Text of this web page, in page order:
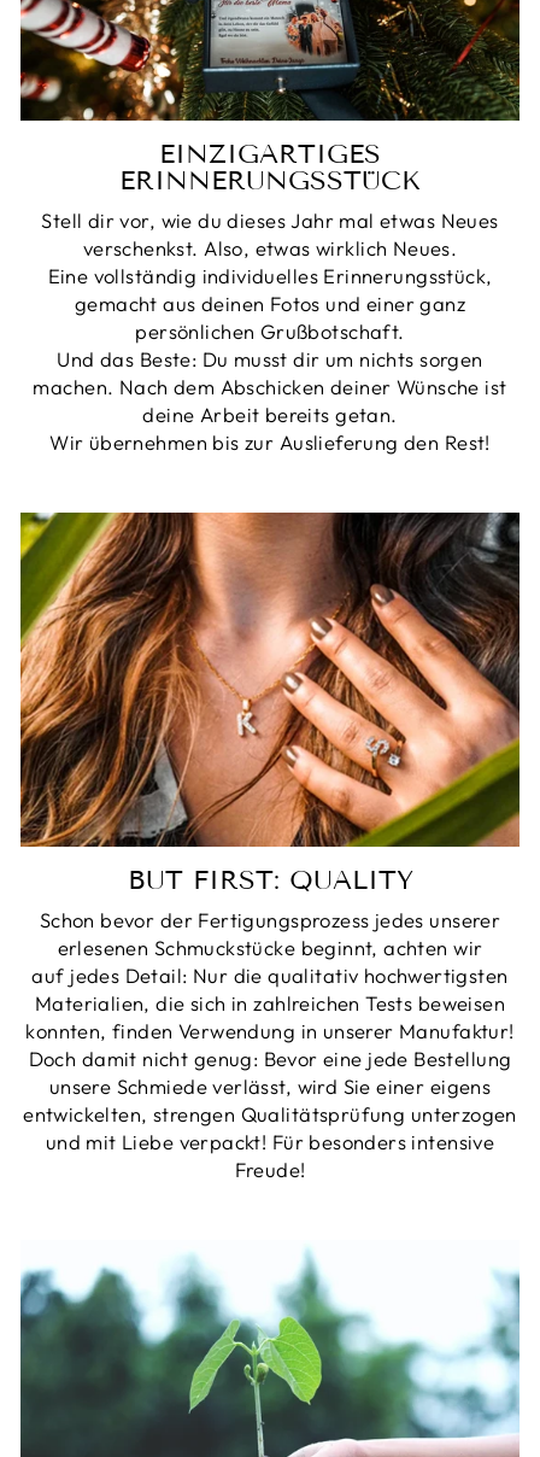
EINZIGARTIGES
ERINNERUNGSSTÜCK
Stell dir vor, wie du dieses Jahr mal etwas Neues
verschenkst. Also, etwas wirklich Neues.
Eine vollständig individuelles Erinnerungsstück,
gemacht aus deinen Fotos und einer ganz
persönlichen Grußbotschaft.
Und das Beste: Du musst dir um nichts sorgen
machen. Nach dem Abschicken deiner Wünsche ist
deine Arbeit bereits getan.
Wir übernehmen bis zur Auslieferung den Rest!
BUT FIRST: QUALITY
Schon bevor der Fertigungsprozess jedes unserer
erlesenen Schmuckstücke beginnt, achten wir
auf jedes Detail: Nur die qualitativ hochwertigsten
Materialien, die sich in zahlreichen Tests beweisen
konnten, finden Verwendung in unserer Manufaktur!
Doch damit nicht genug: Bevor eine jede Bestellung
unsere Schmiede verlässt, wird Sie einer eigens
entwickelten, strengen Qualitätsprüfung unterzogen
und mit Liebe verpackt! Für besonders intensive
Freude!